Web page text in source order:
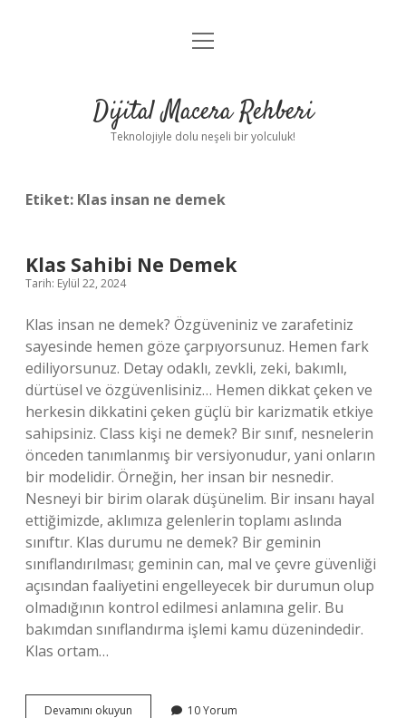
Anasayfa
Yasal Uyarı
menüyü
Dijital Macera Rehberi
Teknolojiyle dolu neşeli bir yolculuk!
Etiket: Klas insan ne demek
Klas Sahibi Ne Demek
Tarih: Eylül 22, 2024
Klas insan ne demek? Özgüveniniz ve zarafetiniz
sayesinde hemen göze çarpıyorsunuz. Hemen fark
ediliyorsunuz. Detay odaklı, zevkli, zeki, bakımlı,
dürtüsel ve özgüvenlisiniz… Hemen dikkat çeken ve
herkesin dikkatini çeken güçlü bir karizmatik etkiye
sahipsiniz. Class kişi ne demek? Bir sınıf, nesnelerin
önceden tanımlanmış bir versiyonudur, yani onların
bir modelidir. Örneğin, her insan bir nesnedir.
Nesneyi bir birim olarak düşünelim. Bir insanı hayal
ettiğimizde, aklımıza gelenlerin toplamı aslında
sınıftır. Klas durumu ne demek? Bir geminin
sınıflandırılması; geminin can, mal ve çevre güvenliği
açısından faaliyetini engelleyecek bir durumun olup
olmadığının kontrol edilmesi anlamına gelir. Bu
bakımdan sınıflandırma işlemi kamu düzenindedir.
Klas ortam…
Devamını okuyun 10 Yorum